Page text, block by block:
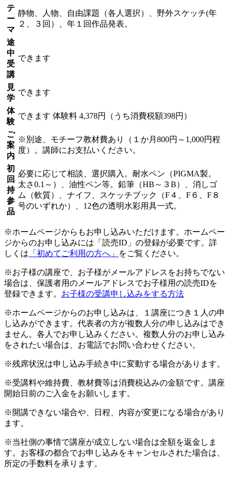
テ
ー
マ
静物、人物、自由課題（各人選択）、野外スケッチ(年
２、３回）、年１回作品発表。
途
中
受
講
できます
見
学
できます
体
験
できます 体験料 4,378円（うち消費税額398円）
ご
案
内
※別途、モチーフ教材費あり（１か月800円～1,000円程
度）。講師にお支払いください。
初
回
持
参
品
必要に応じて相談、選択購入。耐水ペン（PIGMA製。
太さ0.1～）、油性ペン等。鉛筆（HB～３B）、消しゴ
ム（軟質）、ナイフ、スケッチブック（F４、F６、F８
号のいずれか）、12色の透明水彩用具一式。
※ホームページからもお申し込みいただけます。ホームペー
ジからのお申し込みには「読売ID」の登録が必要です。詳
しくは 「初めてご利用の方へ」 をご覧ください。
※お子様の講座で、お子様がメールアドレスをお持ちでない
場合は、保護者用のメールアドレスでお子様用の読売IDを
登録できます。 お子様の受講申し込みをする方法
※ホームページからのお申し込みは、１講座につき１人の申
し込みができます。代表者の方が複数人分の申し込みはでき
ません。各人でお申し込みください。複数人分のお申し込み
をされたい場合は、お電話でお問い合わせください。
※残席状況は申し込み手続き中に変動する場合があります。
※受講料や維持費、教材費等は消費税込みの金額です。講座
開始日前のご入金をお願いします。
※開講できない場合や、日程、内容が変更になる場合があり
ます。
※当社側の事情で講座が成立しない場合は全額を返金しま
す。お客様の都合でお申し込みをキャンセルされた場合は、
所定の手数料を承ります。